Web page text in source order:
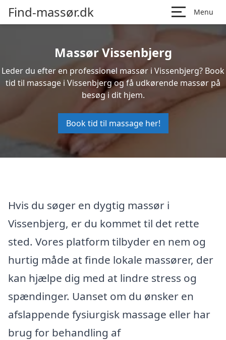
Find-massør.dk Menu
Massør Vissenbjerg
Leder du efter en professionel massør i Vissenbjerg? Book
tid til massage i Vissenbjerg og få udkørende massør på
besøg i dit hjem.
Book tid til massage her!
Hvis du søger en dygtig massør i
Vissenbjerg, er du kommet til det rette
sted. Vores platform tilbyder en nem og
hurtig måde at finde lokale massører, der
kan hjælpe dig med at lindre stress og
spændinger. Uanset om du ønsker en
afslappende fysiurgisk massage eller har
brug for behandling af